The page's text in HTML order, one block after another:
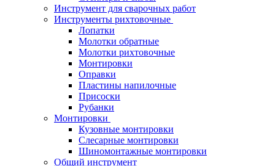
Инструмент для сварочных работ
Инструменты рихтовочные
Лопатки
Молотки обратные
Молотки рихтовочные
Монтировки
Оправки
Пластины напилочные
Присоски
Рубанки
Монтировки
Кузовные монтировки
Слесарные монтировки
Шиномонтажные монтировки
Общий инструмент